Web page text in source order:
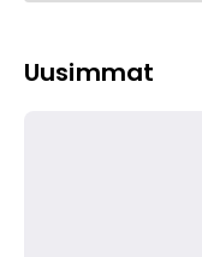
Uusimmat